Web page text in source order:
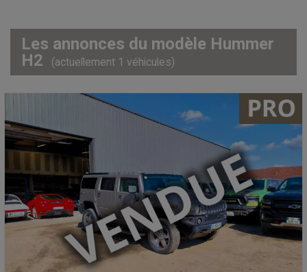
Les annonces du modèle Hummer
H2
(actuellement 1 véhicules)